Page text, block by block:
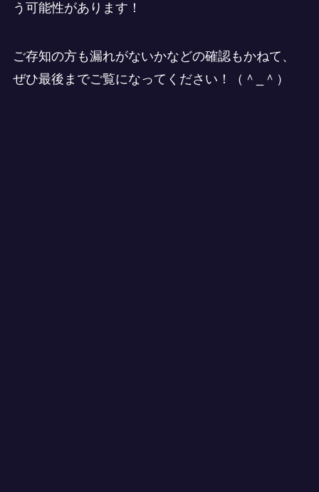
う可能性があります！
ご存知の方も漏れがないかなどの確認もかねて、
ぜひ最後までご覧になってください！（＾_＾）